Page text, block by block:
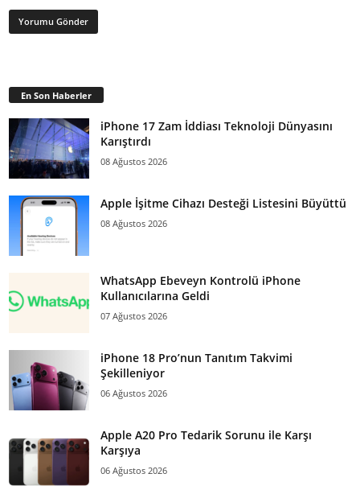
En Son Haberler
iPhone 17 Zam İddiası Teknoloji Dünyasını
Karıştırdı
08 Ağustos 2026
Apple İşitme Cihazı Desteği Listesini Büyüttü
08 Ağustos 2026
WhatsApp Ebeveyn Kontrolü iPhone
Kullanıcılarına Geldi
07 Ağustos 2026
iPhone 18 Pro’nun Tanıtım Takvimi
Şekilleniyor
06 Ağustos 2026
Apple A20 Pro Tedarik Sorunu ile Karşı
Karşıya
06 Ağustos 2026